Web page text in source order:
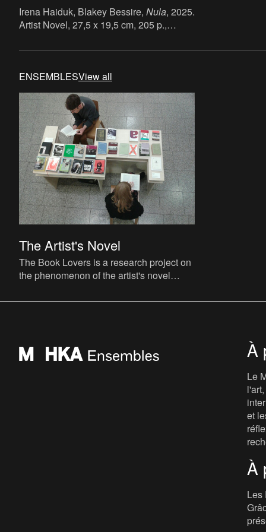
Irena Haiduk, Blakey Bessire, Nula, 2025.
Artist Novel, 27,5 x 19,5 cm, 205 p.,
Books, Berlin/Milan and Swiss Institute,
ENSEMBLESView all
The Artist's Novel
The Book Lovers is a research project on
the phenomenon of the artist's novel
Zielińska. The central quest
À
Le
et
À
Les